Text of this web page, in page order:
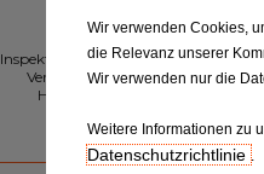
Inspektion
Inspektion und Austausch von
Verschleißteilen gemäß
Herstellervorgaben.
Wir verwenden Cookies,
die Relevanz unserer
Wir verwenden nur die
Weitere Informationen zu
Datenschutzrichtlinie .